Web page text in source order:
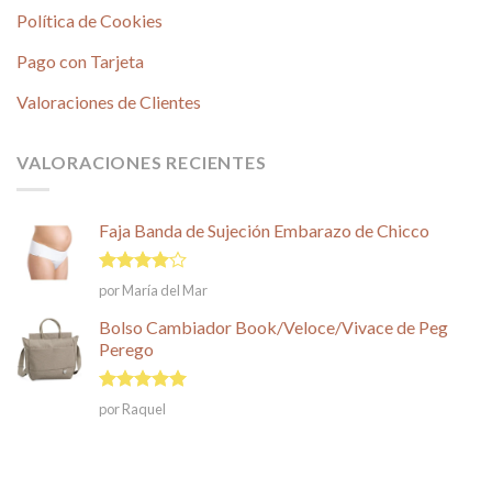
Política de Cookies
Pago con Tarjeta
Valoraciones de Clientes
VALORACIONES RECIENTES
Faja Banda de Sujeción Embarazo de Chicco
Valorado
en
5
por María del Mar
Bolso Cambiador Book/Veloce/Vivace de Peg
Perego
Valorado en
5
de 5
por Raquel